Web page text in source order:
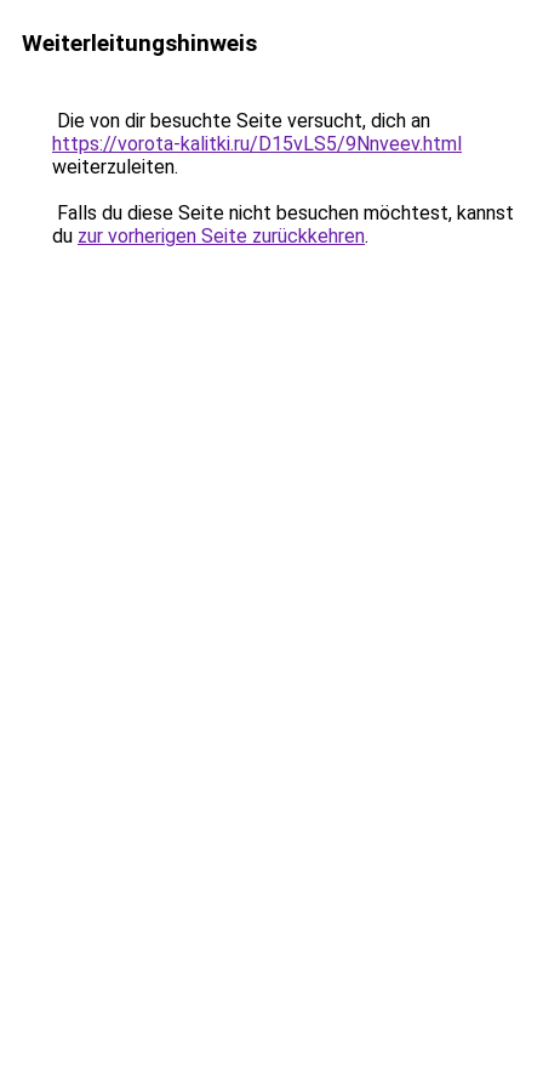
Weiterleitungshinweis
Die von dir besuchte Seite versucht, dich an
https://vorota-kalitki.ru/D15vLS5/9Nnveev.html
weiterzuleiten.
Falls du diese Seite nicht besuchen möchtest, kannst
du zur vorherigen Seite zurückkehren.